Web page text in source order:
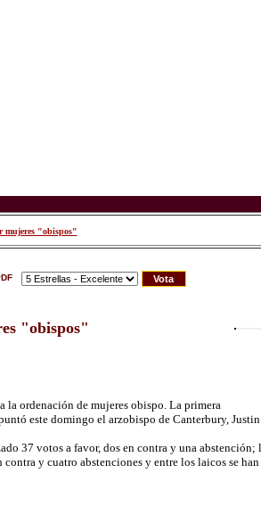
mujeres "obispos"
"obispos"
la ordenación de mujeres obispo. La primera
este domingo el arzobispo de Canterbury,
37 votos a favor, dos en contra y una
y cuatro abstenciones y entre los laicos se